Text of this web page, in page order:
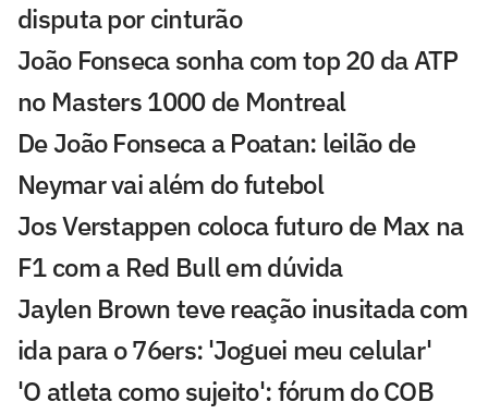
disputa por cinturão
João Fonseca sonha com top 20 da ATP
no Masters 1000 de Montreal
De João Fonseca a Poatan: leilão de
Neymar vai além do futebol
Jos Verstappen coloca futuro de Max na
F1 com a Red Bull em dúvida
Jaylen Brown teve reação inusitada com
ida para o 76ers: 'Joguei meu celular'
'O atleta como sujeito': fórum do COB